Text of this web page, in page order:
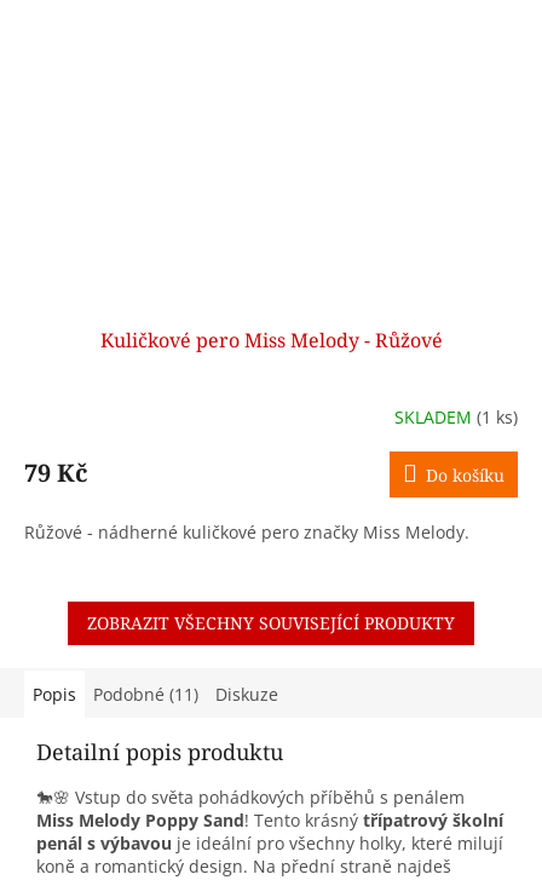
Kuličkové pero Miss Melody - Růžové
SKLADEM (1 ks)
79 Kč Do košíku
Růžové - nádherné kuličkové pero značky Miss Melody.
ZOBRAZIT VŠECHNY SOUVISEJÍCÍ PRODUKTY
Popis Podobné (11) Diskuze
Detailní popis produktu
🐎🌸 Vstup do světa pohádkových příběhů s penálem
Miss Melody Poppy Sand! Tento krásný třípatrový školní
penál s výbavou je ideální pro všechny holky, které milují
koně a romantický design. Na přední straně najdeš